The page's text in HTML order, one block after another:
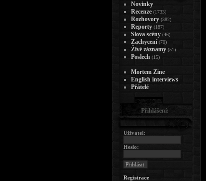
Novinky
Recenze (1733)
Rozhovory (382)
Reporty (187)
Slova scény (46)
Zachycení (70)
Živé záznamy (51)
Poslech (15)
Mortem Zine
English interviews
Přátelé
Přihlášení:
Uživatel:
Heslo:
Registrace